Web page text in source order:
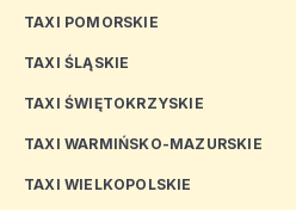
TAXI POMORSKIE
TAXI ŚLĄSKIE
TAXI ŚWIĘTOKRZYSKIE
TAXI WARMIŃSKO-MAZURSKIE
TAXI WIELKOPOLSKIE